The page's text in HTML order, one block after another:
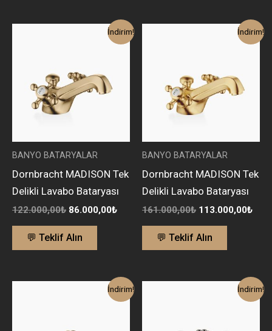
İndirim!
BANYO BATARYALAR
Dornbracht MADISON Tek
Delikli Lavabo Bataryası
122.000,00₺ 86.000,00₺
Şu
andaki
💬 Teklif Alın
İndirim!
BANYO BATARYALAR
Dornbracht MADISON Tek
Delikli Lavabo Bataryası
161.000,00₺ 113.000,00₺
Şu
💬 Teklif Alın
İndirim!
Şu
andaki
İndirim!
Şu